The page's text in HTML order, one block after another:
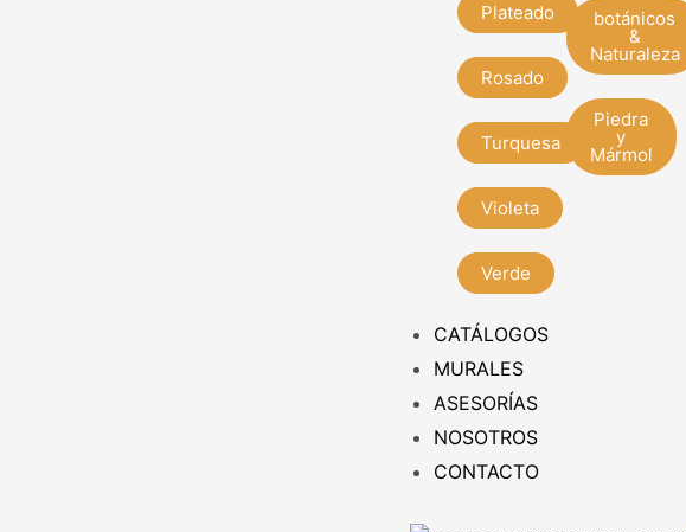
Plateado
Rosado
Turquesa
Violeta
Verde
botánicos
&
Naturaleza
Piedra
y
Mármol
CATÁLOGOS
MURALES
ASESORÍAS
NOSOTROS
CONTACTO